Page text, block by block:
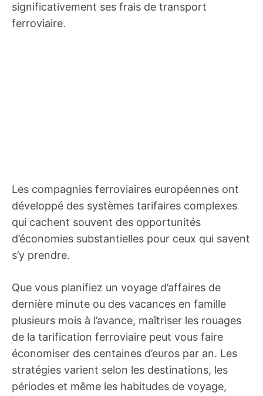
significativement ses frais de transport
ferroviaire.
Les compagnies ferroviaires européennes ont
développé des systèmes tarifaires complexes
qui cachent souvent des opportunités
d’économies substantielles pour ceux qui savent
s’y prendre.
Que vous planifiez un voyage d’affaires de
dernière minute ou des vacances en famille
plusieurs mois à l’avance, maîtriser les rouages
de la tarification ferroviaire peut vous faire
économiser des centaines d’euros par an. Les
stratégies varient selon les destinations, les
périodes et même les habitudes de voyage,